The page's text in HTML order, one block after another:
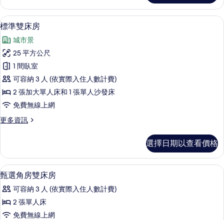
有
相
片
客
房
(Strata
AO)
的
詳
情
顯
示
標
準
雙
床
房
所
相
片
客房內保險箱、書桌、遮光布/窗簾、
5
標準雙床房
城市景
25 平方公尺
1 間臥室
可容納 3 人 (依實際入住人數計費)
2 張加大單人床和 1 張單人沙發床
免費無線上網
更多資訊
更
雙
床
房
詳
情
選擇日期以查看價格
顯
示
甄
選
客房內保險箱、書桌、遮光布/窗簾、
6
甄選角房雙床房
可容納 3 人 (依實際入住人數計費)
2 張單人床
免費無線上網